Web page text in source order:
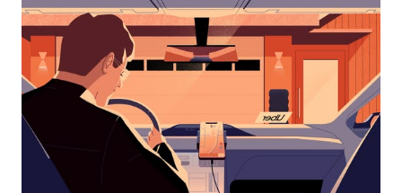
välja
ett
datum.
Tryck
på
ESC-
knappen
för
stänga
kalendern.